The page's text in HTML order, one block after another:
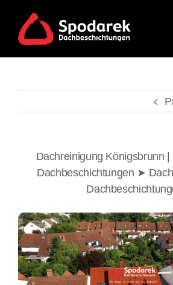
content
Dachreinigung Königsbrunn
Dachbeschichtungen ➤